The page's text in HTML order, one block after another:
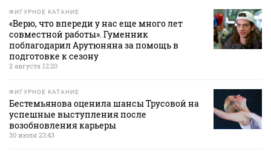
ФИГУРНОЕ КАТАНИЕ
«Верю, что впереди у нас еще много лет
совместной работы». Гуменник
поблагодарил Арутюняна за помощь в
подготовке к сезону
2 августа 12:20
ФИГУРНОЕ КАТАНИЕ
Бестемьянова оценила шансы Трусовой на
успешные выступления после
возобновления карьеры
30 июля 23:43